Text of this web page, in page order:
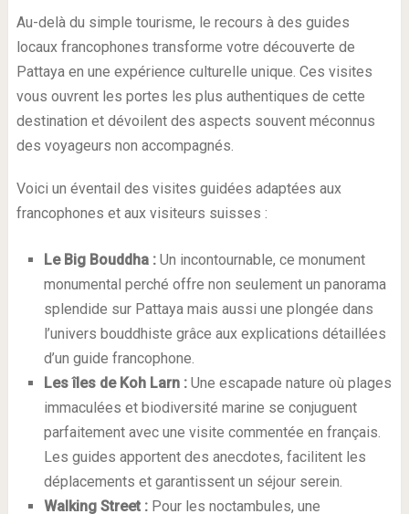
Au-delà du simple tourisme, le recours à des guides
locaux francophones transforme votre découverte de
Pattaya en une expérience culturelle unique. Ces visites
vous ouvrent les portes les plus authentiques de cette
destination et dévoilent des aspects souvent méconnus
des voyageurs non accompagnés.
Voici un éventail des visites guidées adaptées aux
francophones et aux visiteurs suisses :
Le Big Bouddha :Un incontournable, ce monument
monumental perché offre non seulement un panorama
splendide sur Pattaya mais aussi une plongée dans
l’univers bouddhiste grâce aux explications détaillées
d’un guide francophone.
Les îles de Koh Larn :Une escapade nature où plages
immaculées et biodiversité marine se conjuguent
parfaitement avec une visite commentée en français.
Les guides apportent des anecdotes, facilitent les
déplacements et garantissent un séjour serein.
Walking Street :Pour les noctambules, une